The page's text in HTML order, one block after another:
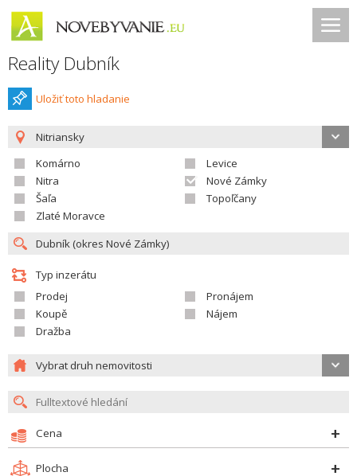
Reality Dubník
Uložiť toto hladanie
Nitriansky
Komárno
Levice
Nitra
Nové Zámky
Šaľa
Topoľčany
Zlaté Moravce
Typ inzerátu
Prodej
Pronájem
Koupě
Nájem
Dražba
Vybrat druh nemovitosti
Cena
Plocha